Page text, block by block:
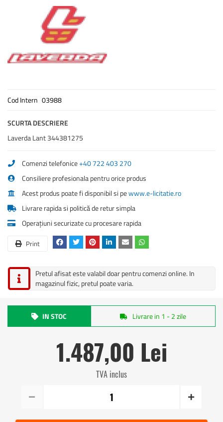
Cod Intern 03988
SCURTA DESCRIERE
Laverda Lant 344381275
Comenzi telefonice+40 722 403 270
Consiliere profesionala pentru orice produs
Acest produs poate fi disponibil si pewww.e-licitatie.ro
Livrare rapida si politică de retur simpla
Operațiuni securizate cu procesare rapida
Print
Pretul afisat este valabil doar pentru comenzi online. In
magazinul fizic, pretul poate varia.
IN STOC Livrare in 1 - 2 zile
1.487,00 Lei
TVA inclus